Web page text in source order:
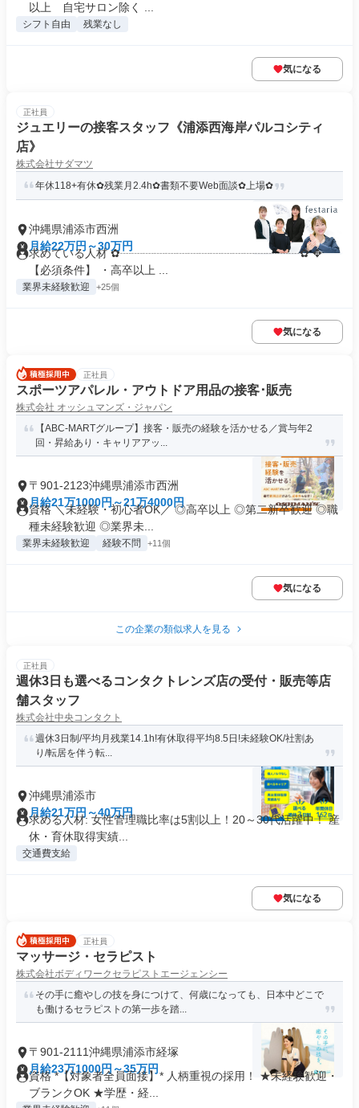
以上 自宅サロン除く ...
シフト自由 残業なし
気になる
正社員
ジュエリーの接客スタッフ《浦添西海岸パルコシティ
店》
株式会社サダマツ
年休118+有休✿残業月2.4h✿書類不要Web面談✿上場✿
沖縄県浦添市西洲
月給22万円～30万円
求めている人材 ✿┈┈┈┈┈┈┈┈┈┈┈┈┈┈┈┈✿ ✥
【必須条件】 ・高卒以上 ...
業界未経験歓迎 +25個
気になる
正社員
スポーツアパレル・アウトドア用品の接客･販売
株式会社 オッシュマンズ・ジャパン
【ABC-MARTグループ】接客・販売の経験を活かせる／賞与年2
回・昇給あり・キャリアアッ...
〒901-2123沖縄県浦添市西洲
月給21万1000円～21万4000円
資格 ＼未経験・初心者OK／ ◎高卒以上 ◎第二新卒歓迎 ◎職
種未経験歓迎 ◎業界未...
業界未経験歓迎 経験不問 +11個
気になる
この企業の類似求人を見る
正社員
週休3日も選べるコンタクトレンズ店の受付・販売等店
舗スタッフ
株式会社中央コンタクト
週休3日制/平均月残業14.1h!有休取得平均8.5日!未経験OK/社割あ
り/転居を伴う転...
沖縄県浦添市
月給21万円～40万円
求める人材: 女性管理職比率は5割以上！20～30代活躍中！ 産
休・育休取得実績...
交通費支給
気になる
正社員
マッサージ・セラピスト
株式会社ボディワークセラピストエージェンシー
その手に癒やしの技を身につけて、何歳になっても、日本中どこで
も働けるセラピストの第一歩を踏...
〒901-2111沖縄県浦添市経塚
月給23万1000円～35万円
資格 *【対象者全員面接】* 人柄重視の採用！ ★未経験歓迎・
ブランクOK ★学歴・経...